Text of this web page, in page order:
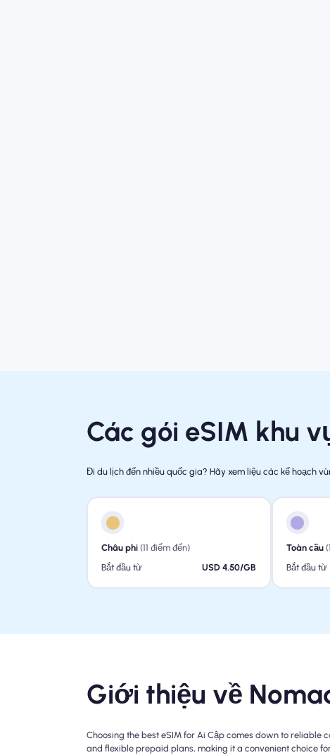
Các gói eSIM khu
Đi du lịch đến nhiều quốc gia? Hãy xem liệu các kế hoạch
Châu phi (11 điểm đến)
Bắt đầu từ
USD 4.50/GB
Toàn cầu
Bắt đầu từ
Giới thiệu về
Choosing the best eSIM for Ai Cập comes down to
and flexible prepaid plans, making it a convenient choice